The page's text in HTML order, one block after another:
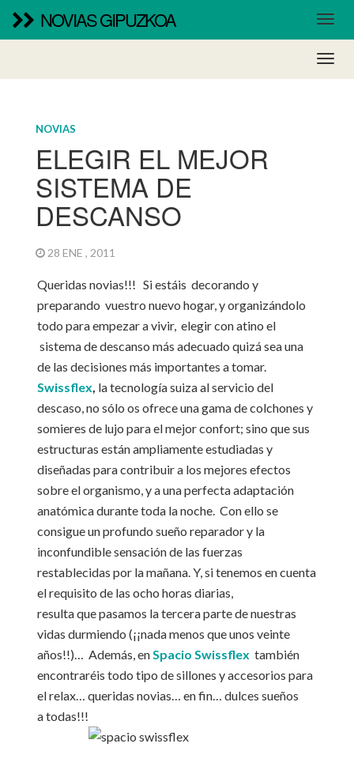
NOVIAS GIPUZKOA
NOVIAS
ELEGIR EL MEJOR
SISTEMA DE
DESCANSO
28 ENE , 2011
Queridas novias!!! Si estáis decorando y
preparando vuestro nuevo hogar, y organizándolo
todo para empezar a vivir, elegir con atino el
sistema de descanso más adecuado quizá sea una
de las decisiones más importantes a tomar.
Swissflex, latecnología suiza al servicio del
descaso, no sólo os ofrece una gama de colchones y
somieres de lujo para el mejor confort; sino que sus
estructuras están ampliamente estudiadas y
diseñadas para contribuir a los mejores efectos
sobre el organismo, y a una perfecta adaptación
anatómica durante toda la noche. Con ello se
consigue un profundo sueño reparador y la
inconfundible sensación de las fuerzas
restablecidas por la mañana. Y, si tenemos en cuenta
el requisito de las ocho horas diarias,
resulta que pasamos la tercera parte de nuestras
vidas durmiendo (¡¡nada menos que unos veinte
años!!)… Además, enSpacio Swissflex también
encontraréis todo tipo de sillones y accesorios para
el relax… queridas novias… en fin… dulces sueños
a todas!!!